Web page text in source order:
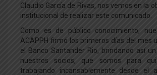
Claudio García de Rivas, nos vemos en la
institucional de realizar este comunicado.
Como es de público conocimiento,
ACAPPH firmó los primeros días del mes
el Banco Santander Rio, brindando así
nuestros socios, que somos para
trabajando incansablemente desde el